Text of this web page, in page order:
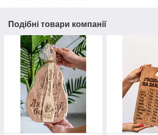
Подібні товари компанії